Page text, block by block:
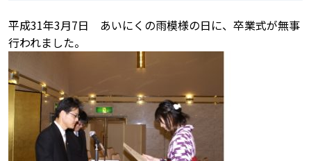
平成31年3月7日 あいにくの雨模様の日に、卒業式が無事
行われました。